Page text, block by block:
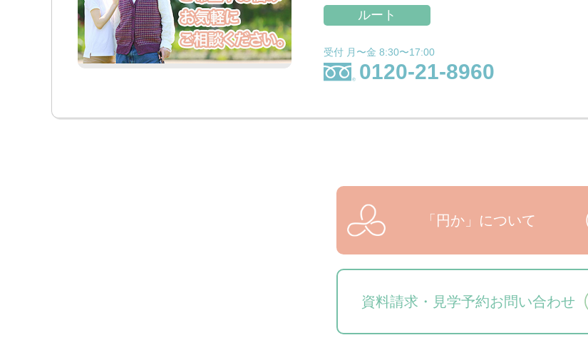
ルート
受付 月〜金 8:30〜17:00
0120-21-8960
「円か」について
資料請求・見学予約お問い合わせ